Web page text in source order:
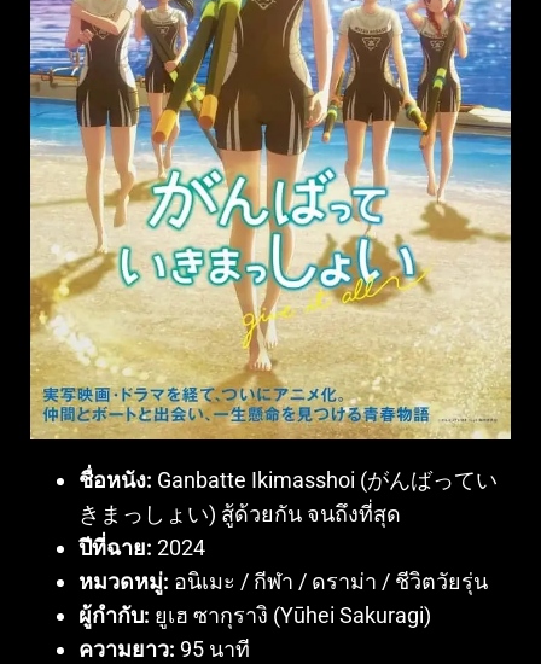
ชื่อหนัง: Ganbatte Ikimasshoi (がんばってい
きまっしょい) สู้ด้วยกัน จนถึงที่สุด
ปีที่ฉาย: 2024
หมวดหมู่: อนิเมะ / กีฬา / ดราม่า / ชีวิตวัยรุ่น
ผู้กำกับ: ยูเฮ ซากุรางิ (Yūhei Sakuragi)
ความยาว: 95 นาที